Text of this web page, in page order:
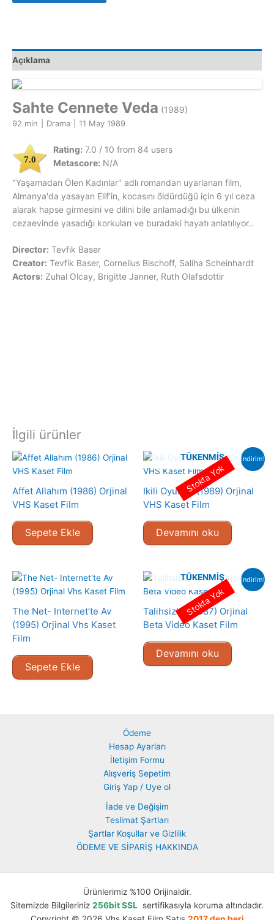
Açıklama
Sahte Cennete Veda (1989)
92 min Drama 11 May 1989
7.0
Rating: 7.0 / 10 from 84 users
Metascore: N/A
"Yaşamadan Ölen Kadınlar" adlı romandan uyarlanan film,
Almanya'da yasayan Elif'in, kocasını öldürdüğü için 6 yıl ceza
alarak hapse girmesini ve dilini bile anlamadığı bu ülkenin
cezaevinde yasadığı korkuları ve buradaki hayatı anlatılıyor..
Director: Tevfik Baser
Creator: Tevfik Baser, Cornelius Bischoff, Saliha Scheinhardt
Actors: Zuhal Olcay, Brigitte Janner, Ruth Olafsdottir
İlgili ürünler
Affet Allahım (1986) Orjinal
VHS Kaset Film
Sepete Ekle
indirim!
TÜKENMIŞ
Ikili Oyunlar (1989) Orjinal
VHS Kaset Film
Devamını oku
Stokta Yok
The Net- Internet’te Av
(1995) Orjinal Vhs Kaset
Film
Sepete Ekle
indirim!
TÜKENMIŞ
Talihsizler (1987) Orjinal
Beta Video Kaset Film
Devamını oku
Stokta Yok
Ödeme
Hesap Ayarları
İletişim Formu
Alışveriş Sepetim
Giriş Yap / Uye ol
İade ve Değişim
Teslimat Şartları
Şartlar Koşullar ve Gizlilik
ÖDEME VE SİPARİŞ HAKKINDA
Ürünlerimiz %100 Orijinaldir.
Sitemizde Bilgileriniz 256bit SSL sertifikasıyla koruma altındadır.